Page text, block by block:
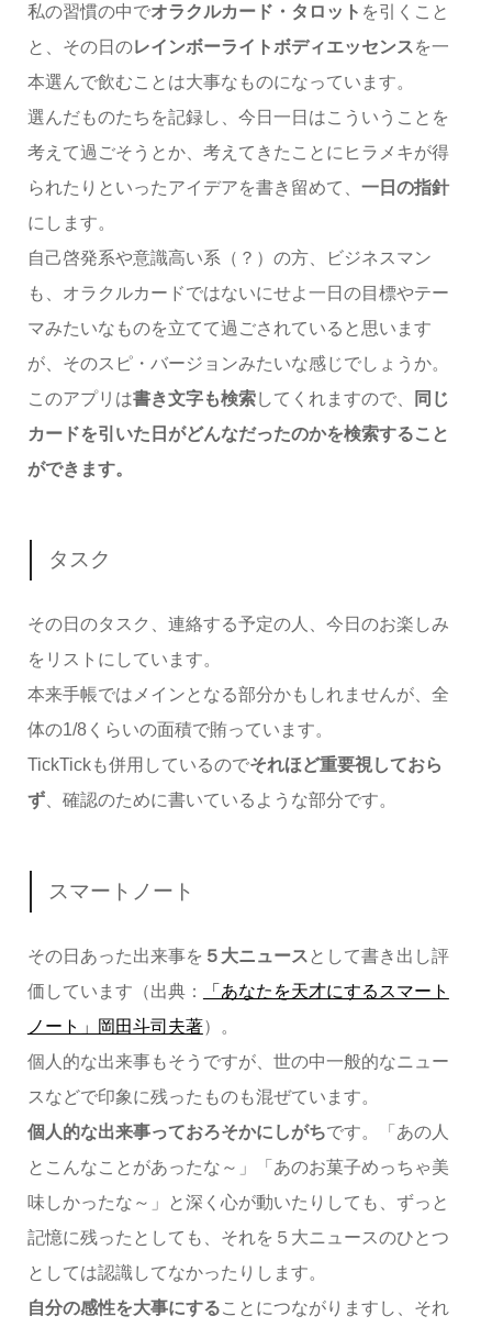
私の習慣の中でオラクルカード・タロット を引くこと
と、その日のレインボーライトボディエッセンスを一
本選んで飲むことは大事なものになっています。
選んだものたちを記録し、今日一日はこういうことを
考えて過ごそうとか、考えてきたことにヒラメキが得
られたりといったアイデアを書き留めて、 一日の指針
にします。
自己啓発系や意識高い系（？）の方、ビジネスマン
も、オラクルカードではないにせよ一日の目標やテー
マみたいなものを立てて過ごされていると思います
が、そのスピ・バージョンみたいな感じでしょうか。
このアプリは書き文字も検索してくれますので、
同じ
カードを引いた日がどんなだったのかを検索すること
ができます。
タスク
その日のタスク、連絡する予定の人、今日のお楽しみ
をリストにしています。
本来手帳ではメインとなる部分かもしれませんが、全
体の1/8くらいの面積で賄っています。
TickTickも併用しているのでそれほど重要視しておら
ず、確認のために書いているような部分です。
スマートノート
その日あった出来事を ５大ニュース として書き出し評
価しています（出典：
「あなたを天才にするスマート
ノート」岡田斗司夫著）。
個人的な出来事もそうですが、世の中一般的なニュー
スなどで印象に残ったものも混ぜています。
個人的な出来事っておろそかにしがちです。「あの人
とこんなことがあったな～」「あのお菓子めっちゃ美
味しかったな～」と深く心が動いたりしても、ずっと
記憶に残ったとしても、それを５大ニュースのひとつ
としては認識してなかったりします。
自分の感性を大事にすることにつながりますし、それ